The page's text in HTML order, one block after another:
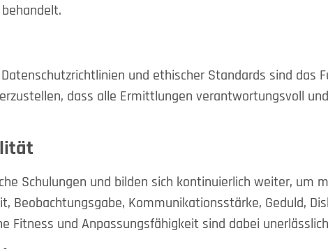
und ethischer Standards sind das
dass alle Ermittlungen verantwortungsvoll
Schulungen und bilden sich kontinuierlich weiter,
Beobachtungsgabe, Kommunikationsstärke, Geduld,
Fitness und Anpassungsfähigkeit sind dabei